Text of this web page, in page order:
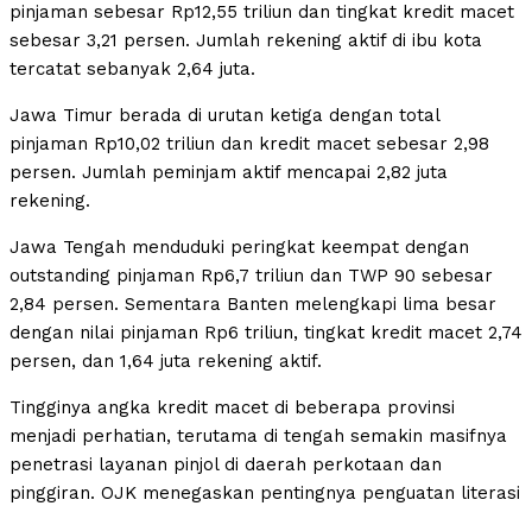
pinjaman sebesar Rp12,55 triliun dan tingkat kredit macet
sebesar 3,21 persen. Jumlah rekening aktif di ibu kota
tercatat sebanyak 2,64 juta.
Jawa Timur berada di urutan ketiga dengan total
pinjaman Rp10,02 triliun dan kredit macet sebesar 2,98
persen. Jumlah peminjam aktif mencapai 2,82 juta
rekening.
Jawa Tengah menduduki peringkat keempat dengan
outstanding pinjaman Rp6,7 triliun dan TWP 90 sebesar
2,84 persen. Sementara Banten melengkapi lima besar
dengan nilai pinjaman Rp6 triliun, tingkat kredit macet 2,74
persen, dan 1,64 juta rekening aktif.
Tingginya angka kredit macet di beberapa provinsi
menjadi perhatian, terutama di tengah semakin masifnya
penetrasi layanan pinjol di daerah perkotaan dan
pinggiran. OJK menegaskan pentingnya penguatan literasi